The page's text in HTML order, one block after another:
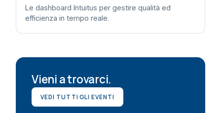
Le dashboard Intuitus per gestire qualità ed
efficienza in tempo reale.
Vieni a trovarci.
VEDI TUTTI GLI EVENTI